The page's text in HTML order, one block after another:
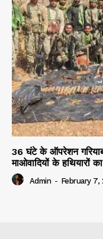
36 घंटे के ऑपरेशन
माओवादियों के हथियारों
Admin - February 7,